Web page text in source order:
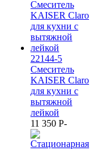
22144-5
Смеситель
KAISER Claro
для кухни с
вытяжной
лейкой
11 350 P-